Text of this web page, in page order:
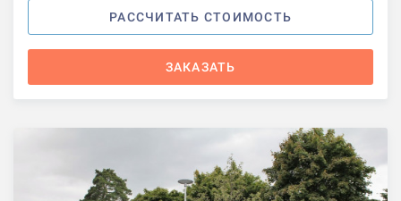
РАССЧИТАТЬ СТОИМОСТЬ
ЗАКАЗАТЬ